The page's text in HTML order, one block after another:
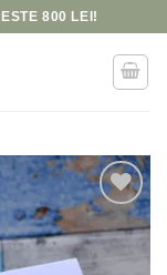
800 LEI!
Add to
wishlist